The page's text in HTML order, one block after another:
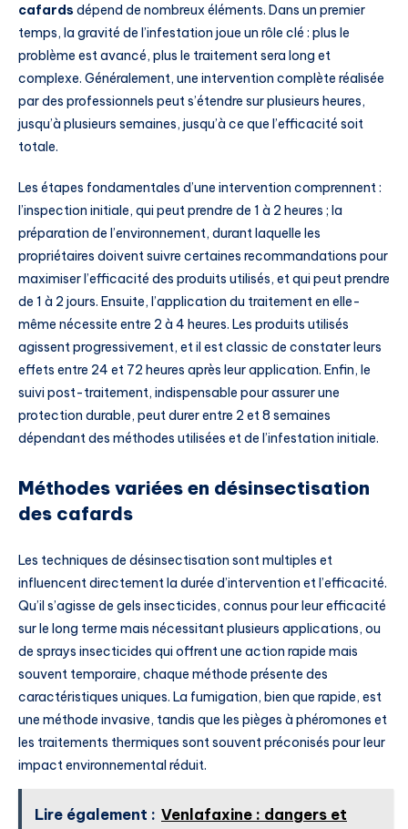
cafards dépend de nombreux éléments. Dans un premier
temps, la gravité de l’infestation joue un rôle clé : plus le
problème est avancé, plus le traitement sera long et
complexe. Généralement, une intervention complète réalisée
par des professionnels peut s’étendre sur plusieurs heures,
jusqu’à plusieurs semaines, jusqu’à ce que l’efficacité soit
totale.
Les étapes fondamentales d’une intervention comprennent :
l’inspection initiale, qui peut prendre de 1 à 2 heures ; la
préparation de l’environnement, durant laquelle les
propriétaires doivent suivre certaines recommandations pour
maximiser l’efficacité des produits utilisés, et qui peut prendre
de 1 à 2 jours. Ensuite, l’application du traitement en elle-
même nécessite entre 2 à 4 heures. Les produits utilisés
agissent progressivement, et il est classic de constater leurs
effets entre 24 et 72 heures après leur application. Enfin, le
suivi post-traitement, indispensable pour assurer une
protection durable, peut durer entre 2 et 8 semaines
dépendant des méthodes utilisées et de l’infestation initiale.
Méthodes variées en désinsectisation
des cafards
Les techniques de désinsectisation sont multiples et
influencent directement la durée d’intervention et l’efficacité.
Qu’il s’agisse de gels insecticides, connus pour leur efficacité
sur le long terme mais nécessitant plusieurs applications, ou
de sprays insecticides qui offrent une action rapide mais
souvent temporaire, chaque méthode présente des
caractéristiques uniques. La fumigation, bien que rapide, est
une méthode invasive, tandis que les pièges à phéromones et
les traitements thermiques sont souvent préconisés pour leur
impact environnemental réduit.
Lire également : Venlafaxine : dangers et